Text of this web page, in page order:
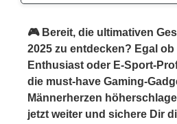
Gamer
6. Razer Huntsman
ultimative Esport-
maximale Präzision &
🎮 Bereit, die ultimativen
2025 zu entdecken? Egal ob
Enthusiast oder E-Sport-
die must-have Gaming-
Männerherzen
jetzt weiter und sichere Dir